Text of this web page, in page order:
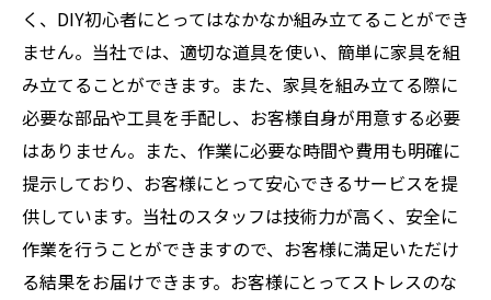
く、DIY初心者にとってはなかなか組み立てることができ
ません。当社では、適切な道具を使い、簡単に家具を組
み立てることができます。また、家具を組み立てる際に
必要な部品や工具を手配し、お客様自身が用意する必要
はありません。また、作業に必要な時間や費用も明確に
提示しており、お客様にとって安心できるサービスを提
供しています。当社のスタッフは技術力が高く、安全に
作業を行うことができますので、お客様に満足いただけ
る結果をお届けできます。お客様にとってストレスのな